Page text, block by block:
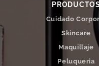
Cuidado
Skincare
Maquillaje
Peluqueria